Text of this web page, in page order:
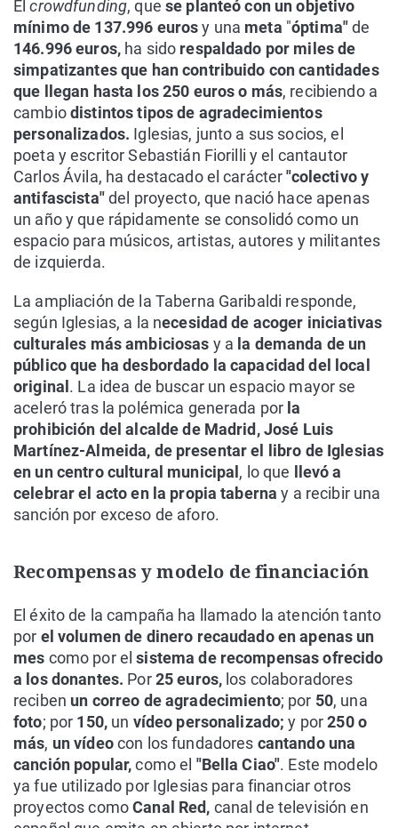
Elcrowdfunding, que se planteó con un objetivo
mínimo de 137.996 eurosy una meta "óptima"de
146.996 euros,ha sido respaldado por miles de
simpatizantes que han contribuido con cantidades
que llegan hasta los 250 euros o más, recibiendo a
cambiodistintos tipos de agradecimientos
personalizados. Iglesias, junto a sus socios, el
poeta y escritor Sebastián Fiorilli y el cantautor
Carlos Ávila, ha destacado el carácter"colectivo y
antifascista"del proyecto, que nació hace apenas
un año y que rápidamente se consolidó como un
espacio para músicos, artistas, autores y militantes
de izquierda.
La ampliación de la Taberna Garibaldi responde,
según Iglesias, a la necesidad de acoger iniciativas
culturales más ambiciosas y a la demanda de un
público que ha desbordado la capacidad del local
original . La idea de buscar un espacio mayor se
aceleró tras la polémica generada por la
prohibición del alcalde de Madrid, José Luis
Martínez-Almeida, de presentar el libro de Iglesias
en un centro cultural municipal , lo que
llevó a
celebrar el acto en la propia tabernay a recibir una
sanción por exceso de aforo.
Recompensas y modelo de financiación
El éxito de la campaña ha llamado la atención tanto
por el volumen de dinero recaudado en apenas un
mes como por elsistema de recompensas ofrecido
a los donantes. Por25 euros, los colaboradores
reciben un correo de agradecimiento; por 50, una
foto; por 150,un vídeo personalizado; y por250 o
más, un vídeocon los fundadores cantando una
canción popular,como el "Bella Ciao". Este modelo
ya fue utilizado por Iglesias para financiar otros
proyectos comoCanal Red, canal de televisión en